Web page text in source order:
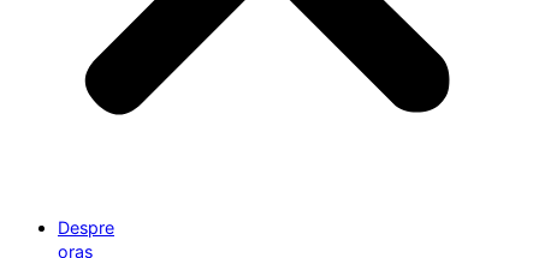
Despre
oraș